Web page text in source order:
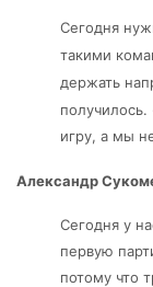
Сегодня
такими
держать
игру, а мы
Александр
Сегодня у
первую
потому что